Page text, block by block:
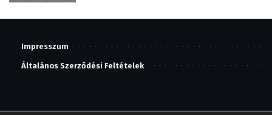
Impresszum
Általános Szerződési Feltételek